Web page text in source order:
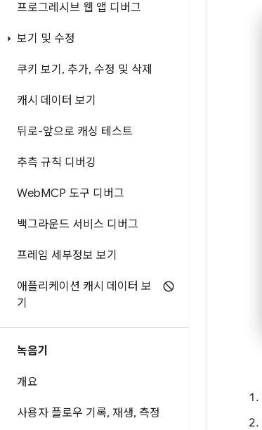
프로그레시브 웹 앱 디버그
보기 및 수정
쿠키 보기 , 추가, 수정 및 삭제
캐시 데이터 보기
뒤로-앞으로 캐싱 테스트
추측 규칙 디버깅
WebMCP 도구 디버그
백그라운드 서비스 디버그
프레임 세부정보 보기
애플리케이션 캐시 데이터 보
기
녹음기
개요
사용자 플로우 기록, 재생, 측정